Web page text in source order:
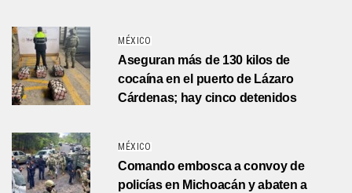
MÉXICO
Aseguran más de 130 kilos de
cocaína en el puerto de Lázaro
Cárdenas; hay cinco detenidos
MÉXICO
Comando embosca a convoy de
policías en Michoacán y abaten a